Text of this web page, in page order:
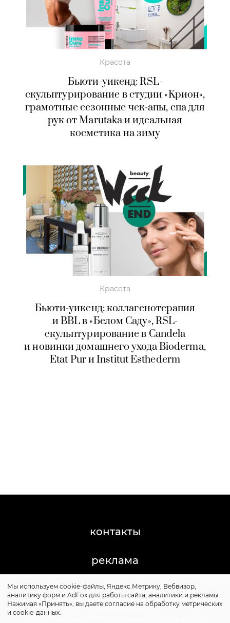
Красота
Бьюти-уикенд: RSL-
скульптурирование в студии «Kрион»,
грамотные сезонные чек-апы, спа для
рук от Marutaka и идеальная
косметика на зиму
Красота
Бьюти-уикенд: коллагенотерапия
и BBL в «Белом Саду», RSL-
скульптурирование в Candela
и новинки домашнего ухода Bioderma,
Etat Pur и Institut Esthederm
контакты
реклама
©2011-2026 Posta-Magazine
Сайт может содержать контент, не предназначенный
для лиц младше 16 лет.
Политика обработки персональных данных
Мы используем cookie-файлы, Яндекс.Метрику, Вебвизор,
аналитику форм и AdFox для работы сайта, аналитики и рекламы.
Нажимая «Принять», вы даете согласие на обработку метрических
и cookie-данных.